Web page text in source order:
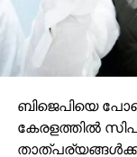
ബിജെപിയെ
കേരളത്തില്‍